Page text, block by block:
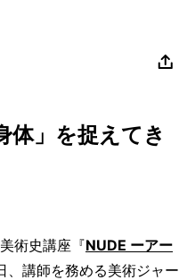
体」を捉えてき
術史講座『NUDE ーアー
、講師を務める美術ジャー